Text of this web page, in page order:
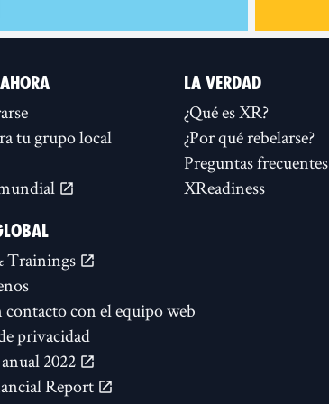
tu grupo local
LA VERDAD
¿Qué es XR?
¿Por qué rebelarse?
Preguntas frecuentes
XReadiness
Trainings
contacto con el equipo web
privacidad
2022
Report